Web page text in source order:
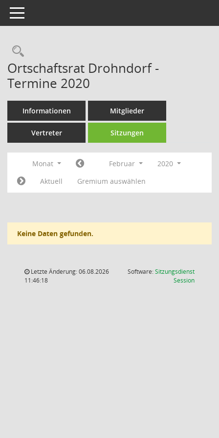
Toggle navigation
Rechercheauswahl
Ortschaftsrat Drohndorf -
Termine 2020
Informationen Mitglieder
Vertreter Sitzungen
Monat Februar
2020
Aktuell
Gremium auswählen
Keine Daten gefunden.
Letzte Änderung: 06.08.2026
11:46:18
Software:Sitzungsdienst
Session(Wird in